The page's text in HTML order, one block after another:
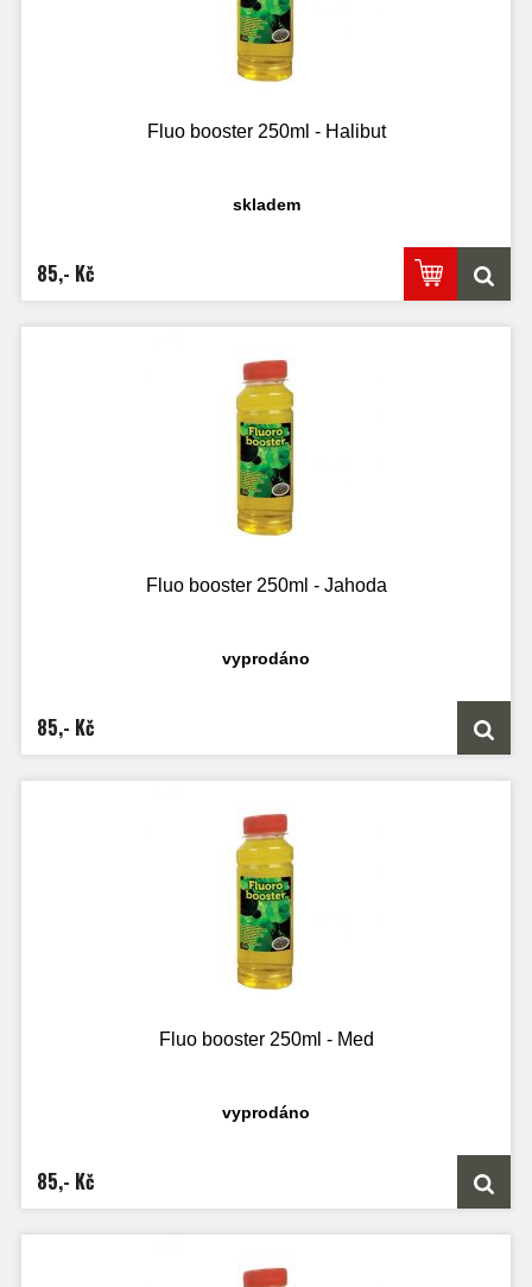
Fluo booster 250ml - Halibut
skladem
85,- Kč
Fluo booster 250ml - Jahoda
vyprodáno
85,- Kč
Fluo booster 250ml - Med
vyprodáno
85,- Kč